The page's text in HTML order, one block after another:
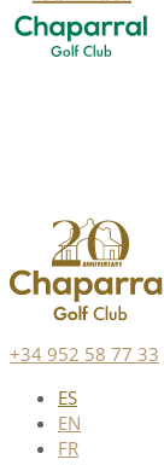
+34 952 58 77 33
ES
EN
FR